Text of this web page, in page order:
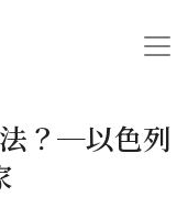
法？─以色列